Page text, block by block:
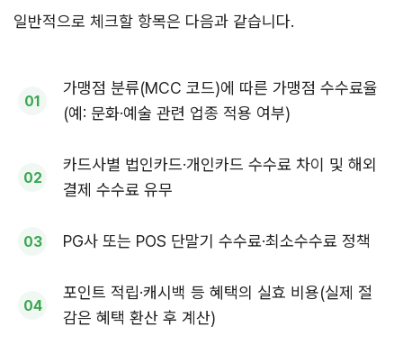
일반적으로 체크할 항목은 다음과 같습니다.
가맹점 분류(MCC 코드)에 따른 가맹점 수수료율
(예: 문화·예술 관련 업종 적용 여부)
카드사별 법인카드·개인카드 수수료 차이 및 해외
결제 수수료 유무
PG사 또는 POS 단말기 수수료·최소수수료 정책
포인트 적립·캐시백 등 혜택의 실효 비용(실제 절
감은 혜택 환산 후 계산)